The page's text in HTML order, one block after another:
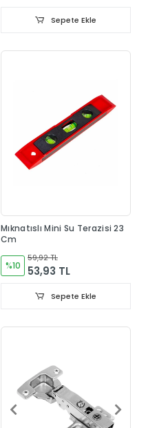
Sepete Ekle
Mıknatıslı Mini Su Terazisi 23
Cm
%10
59,92 TL
53,93 TL
Sepete Ekle